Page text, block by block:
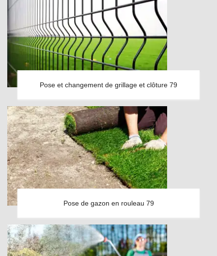
Pose et changement de grillage et clôture 79
Pose de gazon en rouleau 79